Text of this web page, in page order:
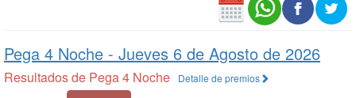
Pega 4 Noche - Jueves 6 de Agosto de 2026
Resultados de Pega 4 Noche Detalle de premios